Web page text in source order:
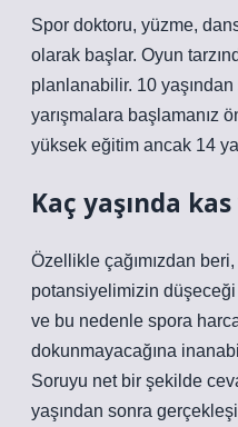
Spor doktoru, yüzme,
olarak başlar. Oyun
planlanabilir. 10
yarışmalara başlamanız
yüksek eğitim ancak 14
Kaç yaşında
Özellikle çağımızdan
potansiyelimizin
ve bu nedenle spora
dokunmayacağına
Soruyu net bir şekilde
yaşından sonra